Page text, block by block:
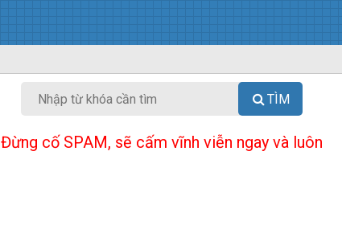
TÌM
Đừng cố SPAM, sẽ cấm vĩnh viễn ngay và luôn